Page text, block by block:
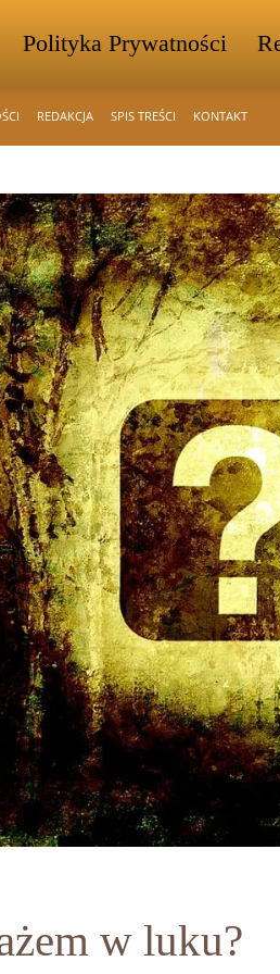
Polityka Prywatności
REDAKCJA SPIS TREŚCI KONTAKT
w luku?